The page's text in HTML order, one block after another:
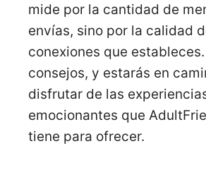
mide por la cantidad de
envías, sino por la calidad
conexiones que
consejos, y estarás en
disfrutar de las
emocionantes que
tiene para ofrecer.